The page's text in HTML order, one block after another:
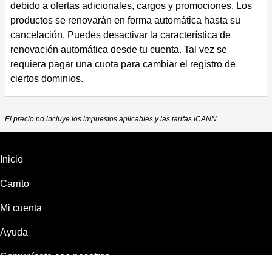
debido a ofertas adicionales, cargos y promociones. Los
productos se renovarán en forma automática hasta su
cancelación. Puedes desactivar la característica de
renovación automática desde tu cuenta. Tal vez se
requiera pagar una cuota para cambiar el registro de
ciertos dominios.
El precio no incluye los impuestos aplicables y las tarifas ICANN.
Inicio
Carrito
Mi cuenta
Ayuda